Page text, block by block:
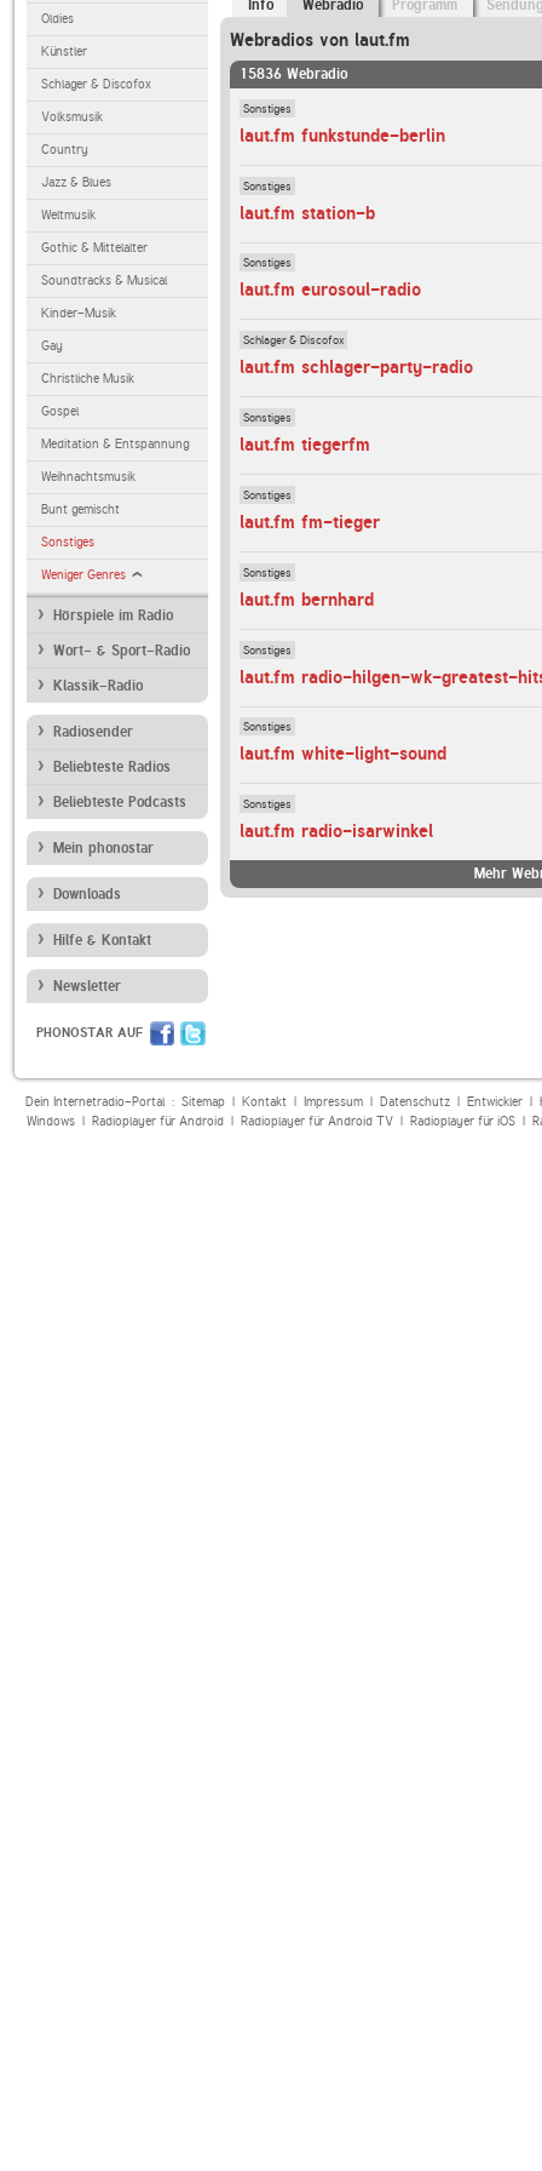
Oldies
Künstler
Schlager & Discofox
Volksmusik
Country
Jazz & Blues
Weltmusik
Gothic & Mittelalter
Soundtracks & Musical
Kinder-Musik
Gay
Christliche Musik
Gospel
Meditation & Entspannung
Weihnachtsmusik
Bunt gemischt
Sonstiges
Weniger Genres
Hörspiele im Radio
Wort- & Sport-Radio
Klassik-Radio
Radiosender
Beliebteste Radios
Beliebteste Podcasts
Mein phonostar
Downloads
Hilfe & Kontakt
Newsletter
PHONOSTAR AUF
Info Webradio Programm
Webradios von laut.fm
15836 Webradio
Sonstiges
laut.fm funkstunde-berlin
Sonstiges
laut.fm station-b
Sonstiges
laut.fm eurosoul-radio
Schlager & Discofox
laut.fm schlager-party-radio
Sonstiges
laut.fm tiegerfm
Sonstiges
laut.fm fm-tieger
Sonstiges
laut.fm bernhard
Sonstiges
laut.fm radio-hilgen-wk-greatest-
Sonstiges
laut.fm white-light-sound
Sonstiges
laut.fm radio-isarwinkel
Mehr
Dein Internetradio-Portal : Sitemap| Kontakt| Impressum| Datenschutz| Entwickler|
Windows| Radioplayer für Android| Radioplayer für Android TV| Radioplayer für iOS|